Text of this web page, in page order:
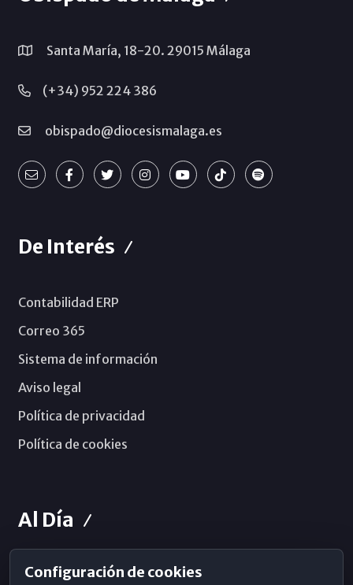
Santa María, 18-20. 29015 Málaga
(+34) 952 224 386
obispado@diocesismalaga.es
De Interés
Contabilidad ERP
Correo 365
Sistema de información
Aviso legal
Política de privacidad
Política de cookies
Al Día
Horarios de Misa
Configuración de cookies